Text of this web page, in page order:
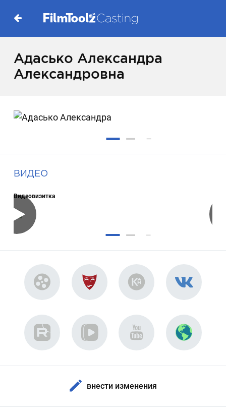
Адасько Александра
Александровна
ВИДЕО
Видеовизитка
внести изменения